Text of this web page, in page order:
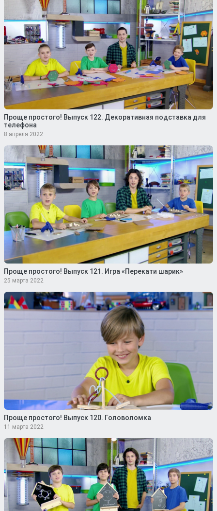
Проще простого! Выпуск 122. Декоративная подставка для
телефона
8 апреля 2022
Проще простого! Выпуск 121. Игра «Перекати шарик»
25 марта 2022
Проще простого! Выпуск 120. Головоломка
11 марта 2022